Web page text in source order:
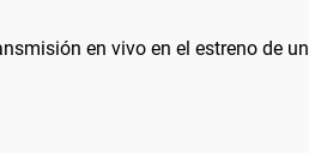
en vivo en el estreno de un